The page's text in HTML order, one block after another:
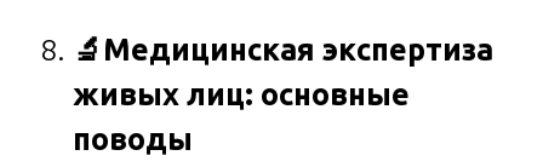
🔬 Медицинская экспертиза
живых лиц: основные
поводы